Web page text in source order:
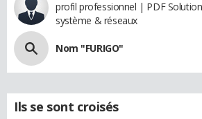
profil professionnel | PDF
système & réseaux
Nom "FURIGO"
Ils se sont croisés